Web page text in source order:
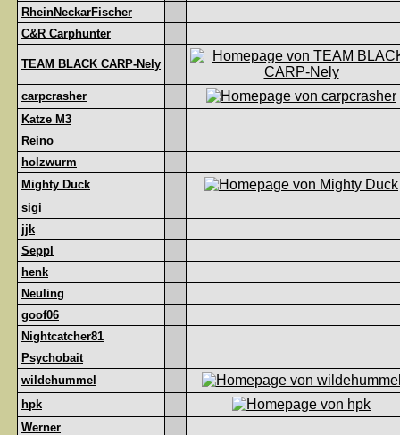
RheinNeckarFischer
C&R Carphunter
TEAM BLACK CARP-Nely
carpcrasher
Katze M3
Reino
holzwurm
Mighty Duck
sigi
jjk
Seppl
henk
Neuling
goof06
Nightcatcher81
Psychobait
wildehummel
hpk
Werner